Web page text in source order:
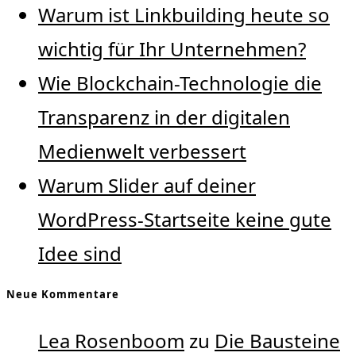
Warum ist Linkbuilding heute so
wichtig für Ihr Unternehmen?
Wie Blockchain-Technologie die
Transparenz in der digitalen
Medienwelt verbessert
Warum Slider auf deiner
WordPress-Startseite keine gute
Idee sind
Neue Kommentare
Lea Rosenboom zu Die Bausteine